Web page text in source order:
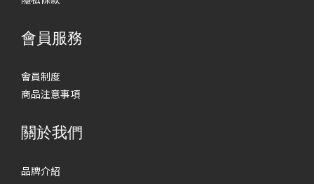
會員服務
會員制度
商品注意事項
關於我們
品牌介紹